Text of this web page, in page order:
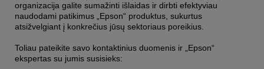
organizacija galite sumažinti išlaidas ir dirbti efektyviau
naudodami patikimus „Epson“ produktus, sukurtus
atsižvelgiant į konkrečius jūsų sektoriaus poreikius.
Toliau pateikite savo kontaktinius duomenis ir „Epson“
ekspertas su jumis susisieks: